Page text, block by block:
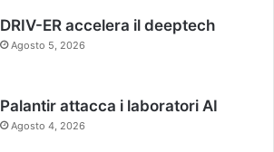
DRIV-ER accelera il deeptech
Agosto 5, 2026
Palantir attacca i laboratori AI
Agosto 4, 2026